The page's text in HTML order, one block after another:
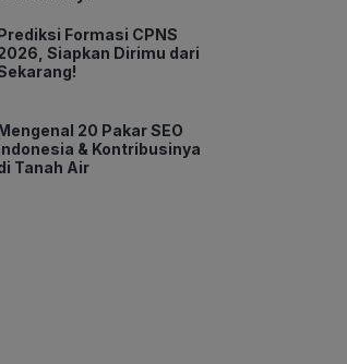
Formasi CPNS
Siapkan Dirimu dari
20 Pakar SEO
& Kontribusinya
Tanah Air